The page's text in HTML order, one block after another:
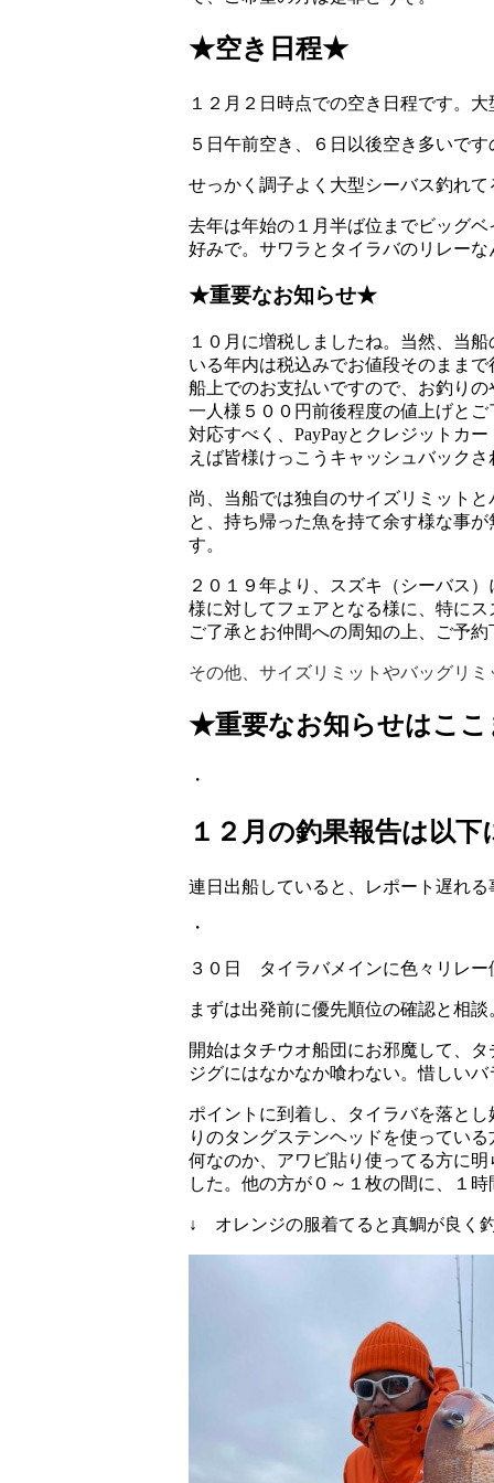
★空き日程★
１２月２日時点での空き日程です。
５日午前空き、６日以後空き多いで
せっかく調子よく大型シーバス釣れ
去年は年始の１月半ば位までビッグ
好みで。サワラとタイラバのリレー
★重要なお知らせ★
１０月に増税しましたね。当然、当
いる年内は税込みでお値段そのまま
船上でのお支払いですので、お釣り
一人様５００円前後程度の値上げと
対応すべく、PayPayとクレジットカ
えば皆様けっこうキャッシュバックさ
尚、当船では独自のサイズリミット
と、持ち帰った魚を持て余す様な事
す。
２０１９年より、スズキ（シーバス
様に対してフェアとなる様に、特に
ご了承とお仲間への周知の上、ご予約
その他、サイズリミットやバッグリ
★重要なお知らせはこ
・
１２月の釣果報告は以
連日出船していると、レポート遅れ
・
３０日 タイラバメインに色々リレー
まずは出発前に優先順位の確認と相
開始はタチウオ船団にお邪魔して、
ジグにはなかなか喰わない。惜しい
ポイントに到着し、タイラバを落と
りのタングステンヘッドを使ってい
何なのか、アワビ貼り使ってる方に
した。他の方が０～１枚の間に、１
↓ オレンジの服着てると真鯛が良く